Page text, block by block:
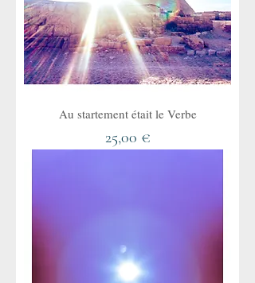
Au startement était le Verbe
Τιμή
25,00 €